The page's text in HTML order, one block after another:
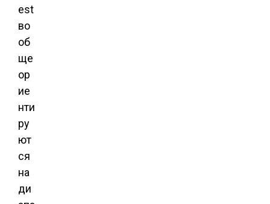
est
во
об
ще
ор
ие
нти
ру
ют
ся
на
ди